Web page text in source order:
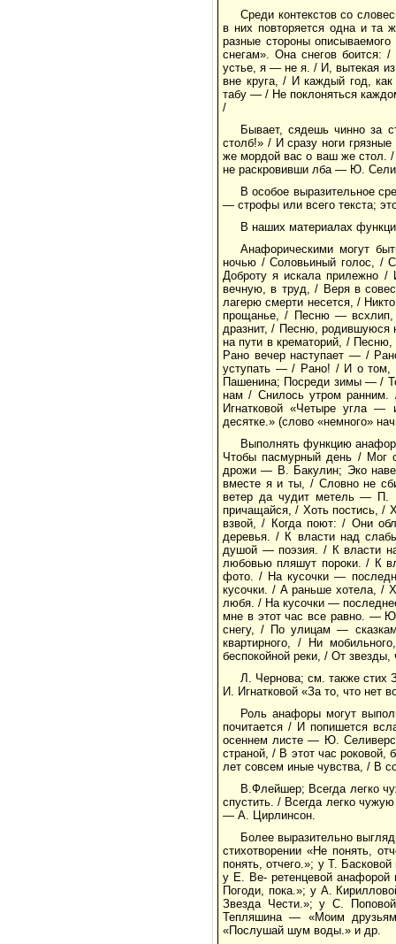
Среди контекстов со
в них повторяется одна и та
разные стороны
снегам». Она снегов
устье, я — не я. / И, вытекая
вне круга, / И каждый год,
табу — / Не поклоняться
/
Бывает, сядешь чинно за
столб!» / И сразу ноги
же мордой вас о ваш же стол. /
не раскровивши лба — Ю.
В особое выразительное
— строфы или всего текста;
В наших материалах
Анафорическими могут
ночью / Соловьиный голос, /
Доброту я искала прилежно
вечную, в труд, / Веря в
лагерю смерти несется, /
прощанье, / Песню —
дразнит, / Песню,
на пути в крематорий, /
Рано вечер наступает — /
уступать — / Рано! / И о
Пашенина; Посреди зимы — /
нам / Снилось утром
Игнатковой «Четыре угла —
десятке.» (слово «немного»
Выполнять функцию
Чтобы пасмурный день / Мог
дрожи — В. Бакулин; Эко
вместе я и ты, / Словно не
ветер да чудит метель — П.
причащайся, / Хоть постись, /
взвой, / Когда поют: / Они
деревья. / К власти над
душой — поэзия. / К власти
любовью пляшут пороки. / К
фото. / На кусочки —
кусочки. / А раньше хотела, /
любя. / На кусочки —
мне в этот час все равно. —
снегу, / По улицам —
квартирного, / Ни
беспокойной реки, / От
Л. Чернова; см. также стих
И. Игнатковой «За то, что нет
Роль анафоры могут
почитается / И попишется
осеннем листе — Ю.
страной, / В этот час
лет совсем иные чувства, / В
В.Флейшер; Всегда легко
спустить. / Всегда легко
— А. Цирлинсон.
Более выразительно
стихотворении «Не понять,
понять, отчего.»; у Т.
у Е. Ве- ретенцевой
Погоди, пока.»; у А.
Звезда Чести.»; у С.
Тепляшина — «Моим
«Послушай шум воды.» и др.